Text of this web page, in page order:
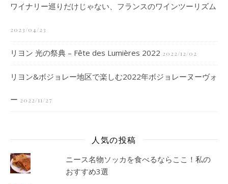
ワイナリー巡りだけじゃない、フランスのワインツーリズム
2023/04/23
リヨン 光の祭典 – Fête des Lumières 2022 2022/12/02
リヨン&ボジョレー地区で楽しむ2022年ボジョレーヌーヴォ
ー 2022/11/27
人気の投稿
ニース名物ソッカを食べるならここ！私の
おすすめ3選